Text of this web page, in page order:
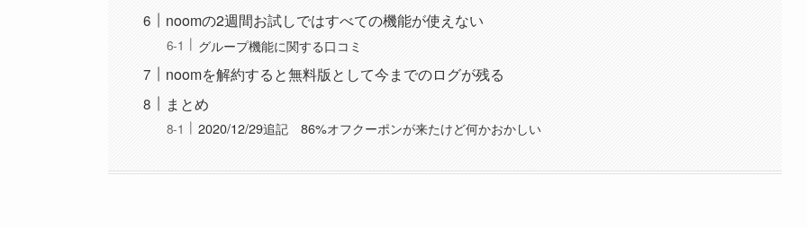
noomの2週間お試しではすべての機能が使えない
グループ機能に関する口コミ
noomを解約すると無料版として今までのログが残る
まとめ
2020/12/29追記 86%オフクーポンが来たけど何かおかしい